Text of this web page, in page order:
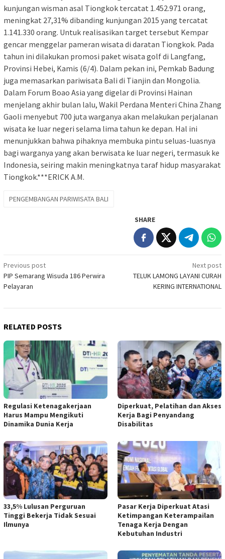
kunjungan wisman asal Tiongkok tercatat 1.452.971 orang,
meningkat 27,31% dibanding kunjungan 2015 yang tercatat
1.141.330 orang. Untuk realisasikan target tersebut Kempar
gencar menggelar pameran wisata di daratan Tiongkok. Pada
tahun ini dilakukan promosi paket wisata golf di Langfang,
Provinsi Hebei, Kamis (6/4). Dalam pekan ini, Pemkab Badung
juga memasarkan pariwisata Bali di Tianjin dan Mongolia.
Dalam Forum Boao Asia yang digelar di Provinsi Hainan
menjelang akhir bulan lalu, Wakil Perdana Menteri China Zhang
Gaoli menyebut 700 juta warganya akan melakukan perjalanan
wisata ke luar negeri selama lima tahun ke depan. Hal ini
menunjukkan bahwa pihaknya membuka pintu seluas-luasnya
bagi warganya yang akan berwisata ke luar negeri, termasuk ke
Indonesia, seiring makin meningkatnya taraf hidup masyarakat
Tiongkok.***ERICK A.M.
PENGEMBANGAN PARIWISATA BALI
SHARE
Post
navigation
Previous post
PIP Semarang Wisuda 186 Perwira
Pelayaran
Next post
TELUK LAMONG LAYANI CURAH
KERING INTERNATIONAL
RELATED POSTS
Regulasi Ketenagakerjaan
Harus Mampu Mengikuti
Dinamika Dunia Kerja
Diperkuat, Pelatihan dan Akses
Kerja Bagi Penyandang
Disabilitas
33,5% Lulusan Perguruan
Tinggi Bekerja Tidak Sesuai
Ilmunya
Pasar Kerja Diperkuat Atasi
Ketimpangan Keterampailan
Tenaga Kerja Dengan
Kebutuhan Industri